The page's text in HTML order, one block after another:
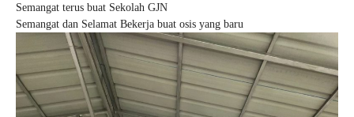
Semangat terus buat Sekolah GJN
Semangat dan Selamat Bekerja buat osis yang baru